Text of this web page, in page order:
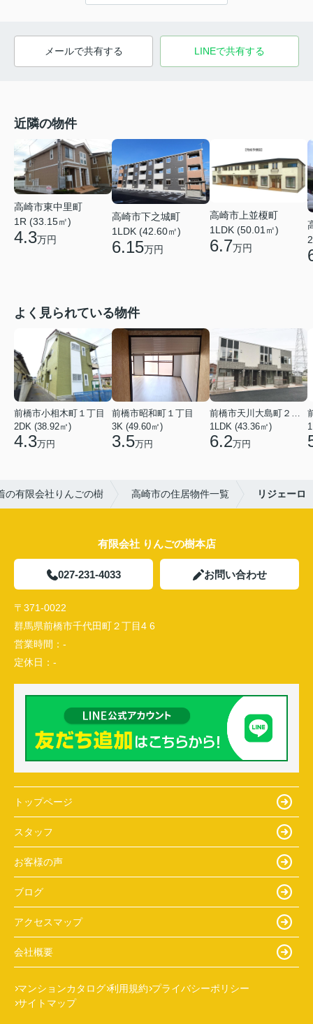
メールで共有する LINEで共有する
近隣の物件
高崎市東中里町
1R (33.15㎡)
4.3万円
高崎市下之城町
1LDK (42.60㎡)
6.15万円
高崎市上並榎町
1LDK (50.01㎡)
6.7万円
よく見られている物件
前橋市小相木町１丁目
2DK (38.92㎡)
4.3万円
前橋市昭和町１丁目
3K (49.60㎡)
3.5万円
前橋市天川大島町２丁目
1LDK (43.36㎡)
6.2万円
の有限会社りんごの樹 高崎市の住居物件一覧 リジェーロ
有限会社 りんごの樹本店
027-231-4033 お問い合わせ
〒371-0022
群馬県前橋市千代田町２丁目4 6
営業時間： -
定休日： -
トップページ
スタッフ
お客様の声
ブログ
アクセスマップ
会社概要
マンションカタログ 利用規約 プライバシーポリシー
サイトマップ